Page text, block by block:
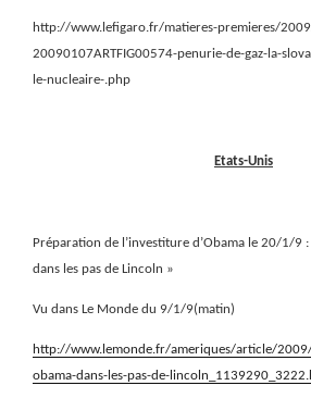
http://www.lefigaro.fr/matieres-premieres/
20090107ARTFIG00574-penurie-de-gaz-la-
le-nucleaire-.php
Etats-Unis
Préparation de l’investiture d’Obama le 20/1/9
dans les pas de Lincoln »
Vu dans Le Monde du 9/1/9(matin)
http://www.lemonde.fr/ameriques/article/
obama-dans-les-pas-de-